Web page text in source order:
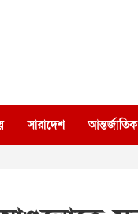
সারাদেশ আন্তর্জাতিক